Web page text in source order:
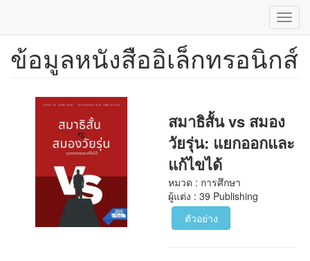
ข้าม
ข้อมูลหนังสืออิเล็กทรอนิกส์
สมาธิสั้น vs สมอง
วัยรุ่น: แยกออกและ
แก้ไขได้
หมวด : การศึกษา
ผู้แต่ง : 39 Publishing
ตัวอย่าง